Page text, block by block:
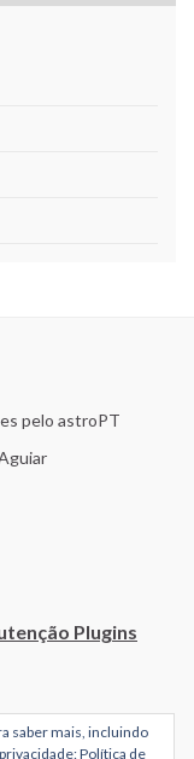
pelo astroPT
Plugins
saber mais, incluindo
Política de